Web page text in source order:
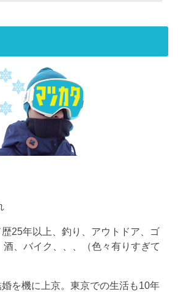
25年以上、釣り、アウトドア、ゴ
酒、バイク、、、（色々有りすぎて
を機に上京。東京での生活も10年